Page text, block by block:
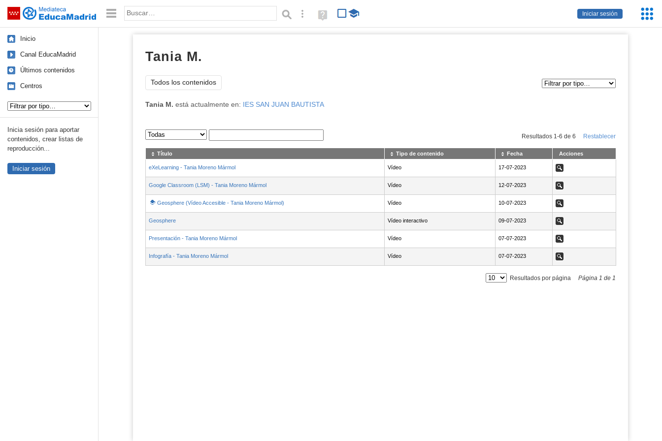
Saltar navegación
Iniciar sesión
Palabra o frase: Búsqueda avanzada
Ayuda
(en
Inicio
Canal EducaMadrid
Últimos contenidos
Centros
Inicia sesión para aportar
contenidos, crear listas de
reproducción...
Iniciar sesión
Tania M.
Todos los contenidos
Tania M. está actualmente en: IES SAN JUAN BAUTISTA
Sus archivos Resultados 1 -6 de 6 Restablecer
Título Tipo de contenido Fecha Acciones
eXeLearning - Tania Moreno Mármol Vídeo NaN17-07-2023
17-07-2023 Ver
Google Classroom (LSM) - Tania Moreno Mármol Vídeo NaN12-07-2023
12-07-2023 Ver
Geosphere (Vídeo Accesible - Tania Moreno Mármol) Vídeo NaN10-07-2023
10-07-2023 Ver
Geosphere Vídeo interactivo NaN09-07-2023
09-07-2023 Ver
Presentación - Tania Moreno Mármol Vídeo NaN07-07-2023
07-07-2023 Ver
Infografía - Tania Moreno Mármol Vídeo NaN07-07-2023
07-07-2023 Ver
Resultados por página Página 1 de 1